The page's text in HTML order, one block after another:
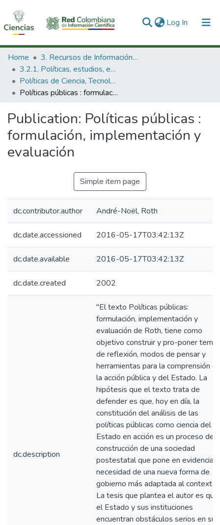
Log In (current)
Communities & Collections
All of DSpace
Statistics
Home
3. Recursos de Información Científica y Tecnológica
3.2.1. Políticas, estudios, evaluaciones e indicadores de CTeI
Políticas de Ciencia, Tecnología e Innovación
Políticas públicas : formulación, implementación y evaluación
Publication: Políticas públicas :
formulación, implementación y
evaluación
Simple item page
dc.contributor.author André-Noël, Roth
dc.date.accessioned 2016-05-17T03:42:13Z
dc.date.available 2016-05-17T03:42:13Z
dc.date.created 2002
dc.description
"El texto Políticas públicas:
formulación, implementación y
evaluación de Roth, tiene como
objetivo construir y pro-poner
de reflexión, modos de pensar y
herramientas para la comprensión
la acción pública y del Estado. La
hipótesis que el texto trata de
defender es que, hoy en día, la
constitución del análisis de las
políticas públicas como ciencia del
Estado en acción es un proceso de
construcción de una sociedad
postestatal que pone en evidencia
necesidad de una nueva forma de
gobierno más adaptada al contexto.
La tesis que plantea el autor es que
el Estado y sus instituciones
encuentran obstáculos serios en su